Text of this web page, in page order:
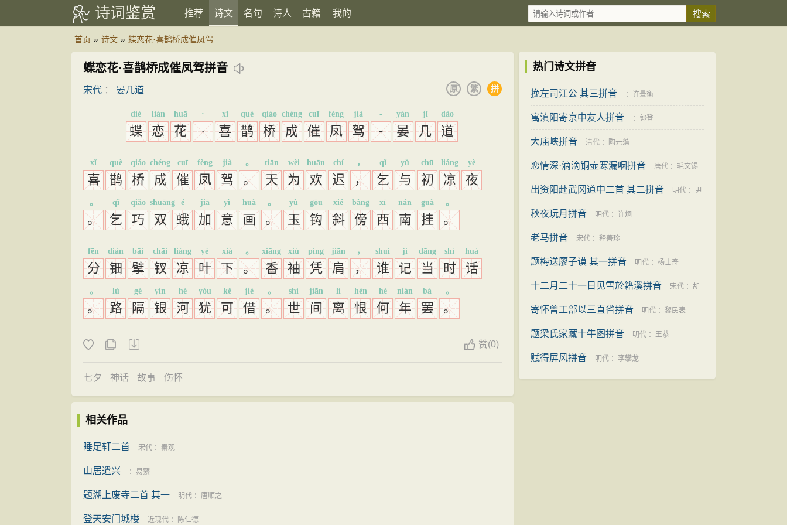
诗词鉴赏 推荐 诗文 名句 诗人 古籍 我的
首页 » 诗文 » 蝶恋花·喜鹊桥成催凤驾
蝶恋花·喜鹊桥成催凤驾拼音
宋代 ： 晏几道 拼
繁
原
蝶
dié
恋
liàn
花
huā
·
·
喜
xǐ
鹊
què
桥
qiáo
成
chéng
催
cuī
凤
fèng
驾
jià
-
-
晏
yàn
几
jǐ
道
dào
喜
xǐ
鹊
què
桥
qiáo
成
chéng
催
cuī
凤
fèng
驾
jià
。
。
天
tiān
为
wèi
欢
huān
迟
chí
，
，
乞
qǐ
与
yǔ
初
chū
凉
liáng
夜
yè
。
。
乞
qǐ
巧
qiǎo
双
shuāng
蛾
é
加
jiā
意
yì
画
huà
。
。
玉
yù
钩
gōu
斜
xié
傍
bàng
西
xī
南
nán
挂
guà
。
。
分
fēn
钿
diàn
擘
bāi
钗
chāi
凉
liáng
叶
yè
下
xià
。
。
香
xiāng
袖
xiù
凭
píng
肩
jiān
，
，
谁
shuí
记
jì
当
dāng
时
shí
话
huà
。
。
路
lù
隔
gé
银
yín
河
hé
犹
yóu
可
kě
借
jiè
。
。
世
shì
间
jiān
离
lí
恨
hèn
何
hé
年
nián
罢
bà
。
。
赞(0)
七夕 神话 故事 伤怀
相关作品
睡足轩二首 宋代 ： 秦观
山居遣兴 ： 易蘩
题湖上废寺二首 其一 明代 ： 唐顺之
登天安门城楼 近现代 ： 陈仁德
热门诗文拼音
挽左司江公 其三拼音 ： 许景衡
寓滇阳寄京中友人拼音 ： 郭登
大庙峡拼音 清代 ： 陶元藻
恋情深·滴滴铜壶寒漏咽拼音 唐代 ： 毛文锡
出资阳赴武冈道中二首 其二拼音 明代 ： 尹
台
秋夜玩月拼音 明代 ： 许炯
老马拼音 宋代 ： 释善珍
题梅送廖子谟 其一拼音 明代 ： 杨士奇
十二月二十一日见雪於籍溪拼音 宋代 ： 胡
寅
寄怀曾工部以三直省拼音 明代 ： 黎民表
题梁氏家藏十牛图拼音 明代 ： 王恭
赋得屏风拼音 明代 ： 李攀龙